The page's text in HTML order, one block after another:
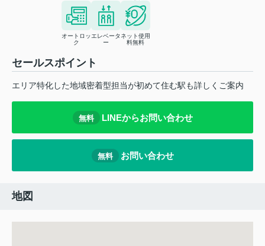
オートロッ
ク
エレベータ
ー
ネット使用
料無料
セールスポイント
エリア特化した地域密着型担当が初めて住む駅も詳しくご案内
無料 LINEからお問い合わせ
無料 お問い合わせ
地図